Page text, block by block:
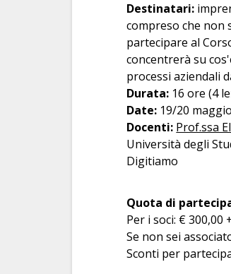
Destinatari:
compreso che non
partecipare al
concentrerà su
processi aziendali
Durata: 16 ore (4
Date: 19/20
Docenti: Prof.ssa
Università degli
Digitiamo
Quota di
Per i soci: € 300,00
Se non sei
Sconti per